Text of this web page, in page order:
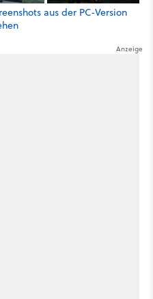
aus der PC-Version